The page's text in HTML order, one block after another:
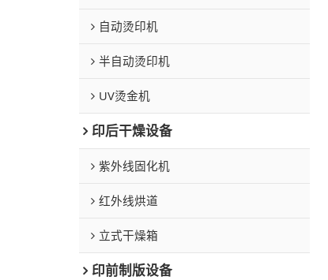
自动烫印机
半自动烫印机
UV烫金机
印后干燥设备
紫外线固化机
红外线烘道
立式干燥箱
印前制版设备